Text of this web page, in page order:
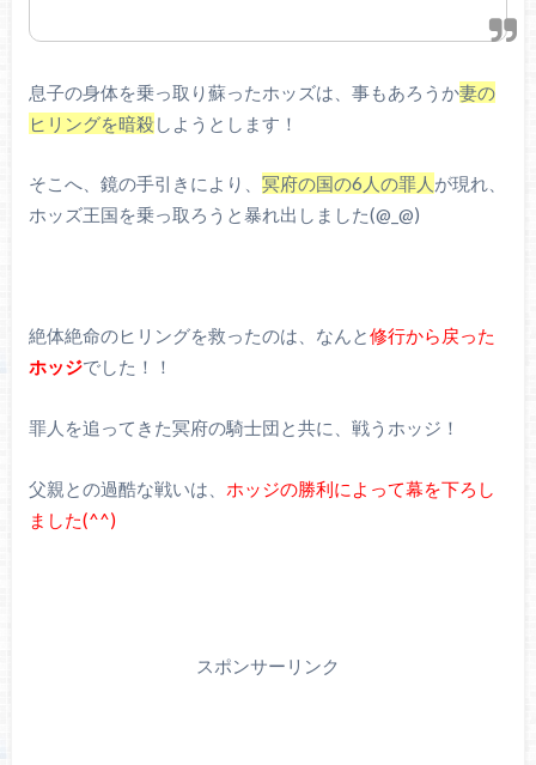
息子の身体を乗っ取り蘇ったホッズは、事もあろうか妻の
ヒリングを暗殺しようとします！
そこへ、鏡の手引きにより、 冥府の国の6人の罪人 が現れ、
ホッズ王国を乗っ取ろうと暴れ出しました(@_@)
絶体絶命のヒリングを救ったのは、なんと修行から戻った
ホッジでした！！
罪人を追ってきた冥府の騎士団と共に、戦うホッジ！
父親との過酷な戦いは、 ホッジの勝利によって幕を下ろし
ました(^^)
スポンサーリンク